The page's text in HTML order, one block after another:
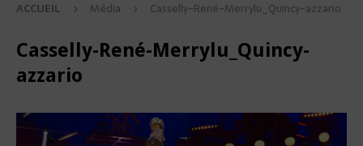
ACCUEIL Média Casselly-René-Merrylu_Quincy-azzario
Casselly-René-Merrylu_Quincy-
azzario